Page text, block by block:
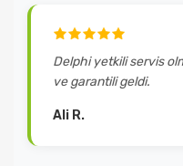
Delphi yetkili servis
ve garantili geldi.
Ali R.